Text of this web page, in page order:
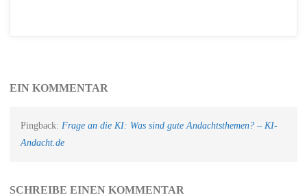
EIN KOMMENTAR
Pingback: Frage an die KI: Was sind gute Andachtsthemen? – KI-
Andacht.de
SCHREIBE EINEN KOMMENTAR